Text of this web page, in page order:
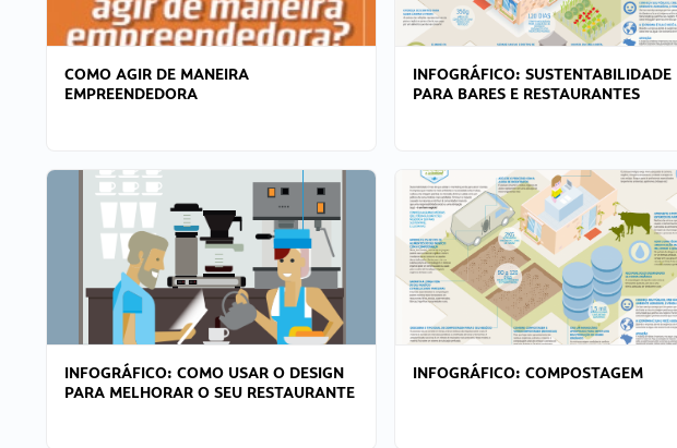
COMO AGIR DE MANEIRA
EMPREENDEDORA
INFOGRÁFICO: SUSTENTABILIDADE
PARA BARES E RESTAURANTES
INFOGRÁFICO: COMO USAR O DESIGN
PARA MELHORAR O SEU RESTAURANTE
INFOGRÁFICO: COMPOSTAGEM